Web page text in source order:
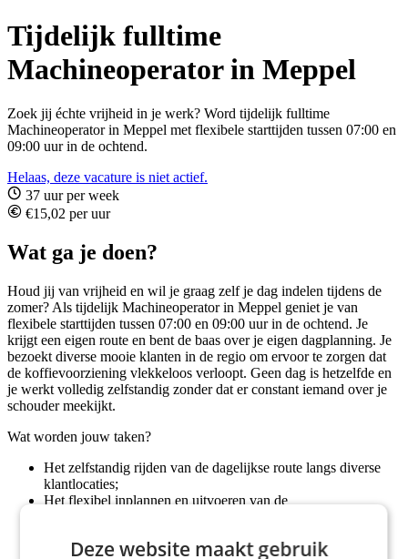
Tijdelijk fulltime
Machineoperator in Meppel
Zoek jij échte vrijheid in je werk? Word tijdelijk fulltime
Machineoperator in Meppel met flexibele starttijden tussen 07:00 en
09:00 uur in de ochtend.
Helaas, deze vacature is niet actief.
37 uur per week
€15,02 per uur
Wat ga je doen?
Houd jij van vrijheid en wil je graag zelf je dag indelen tijdens de
zomer? Als tijdelijk Machineoperator in Meppel geniet je van
flexibele starttijden tussen 07:00 en 09:00 uur in de ochtend. Je
krijgt een eigen route en bent de baas over je eigen dagplanning. Je
bezoekt diverse mooie klanten in de regio om ervoor te zorgen dat
de koffievoorziening vlekkeloos verloopt. Geen dag is hetzelfde en
je werkt volledig zelfstandig zonder dat er constant iemand over je
schouder meekijkt.
Wat worden jouw taken?
Het zelfstandig rijden van de dagelijkse route langs diverse
klantlocaties;
Het flexibel inplannen en uitvoeren van de
koffieautomaten;
Deze website maakt gebruik